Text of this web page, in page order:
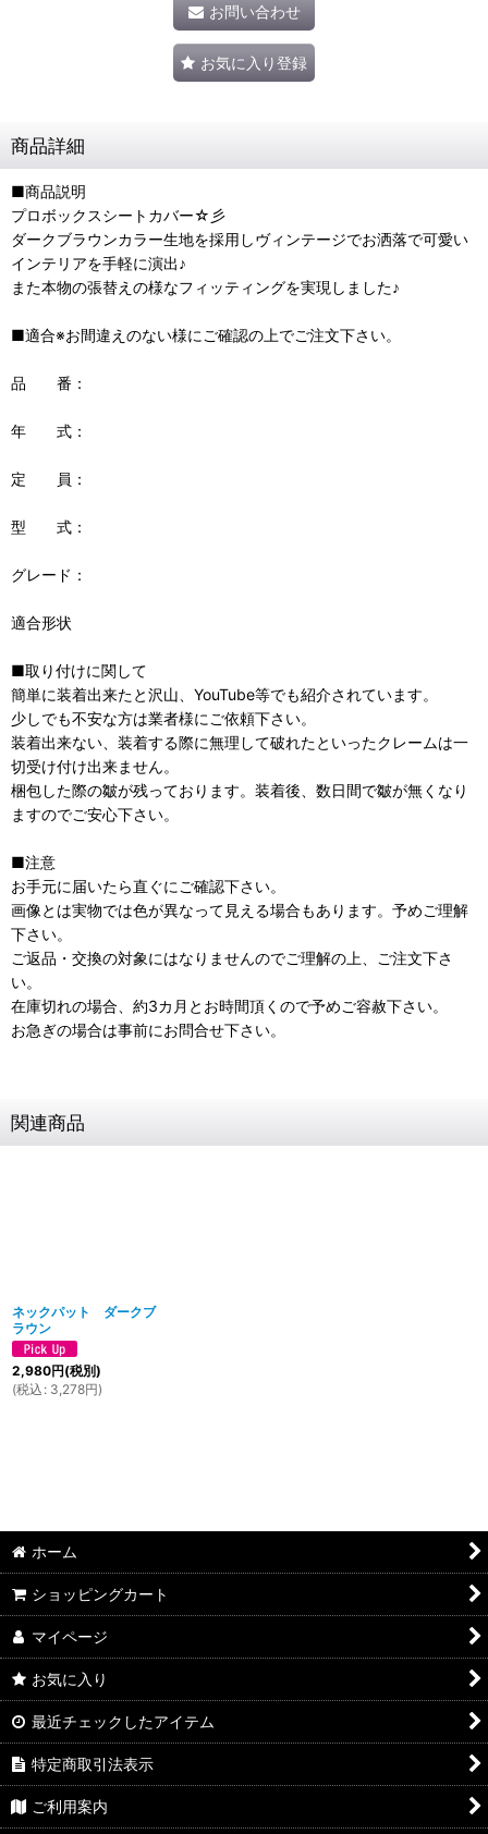
お問い合わせ
お気に入り登録
商品詳細
■商品説明
プロボックスシートカバー☆彡
ダークブラウンカラー生地を採用しヴィンテージでお洒落で可愛い
インテリアを手軽に演出♪
また本物の張替えの様なフィッティングを実現しました♪
■適合※お間違えのない様にご確認の上でご注文下さい。
品 番：
年 式：
定 員：
型 式：
グレード：
適合形状
■取り付けに関して
簡単に装着出来たと沢山、YouTube等でも紹介されています。
少しでも不安な方は業者様にご依頼下さい。
装着出来ない、装着する際に無理して破れたといったクレームは一
切受け付け出来ません。
梱包した際の皺が残っております。装着後、数日間で皺が無くなり
ますのでご安心下さい。
■注意
お手元に届いたら直ぐにご確認下さい。
画像とは実物では色が異なって見える場合もあります。予めご理解
下さい。
ご返品・交換の対象にはなりませんのでご理解の上、ご注文下さ
い。
在庫切れの場合、約3カ月とお時間頂くので予めご容赦下さい。
お急ぎの場合は事前にお問合せ下さい。
関連商品
ネックパット ダークブ
ラウン
2,980円(税別)
(税込 : 3,278円)
ホーム
ショッピングカート
マイページ
お気に入り
最近チェックしたアイテム
特定商取引法表示
ご利用案内